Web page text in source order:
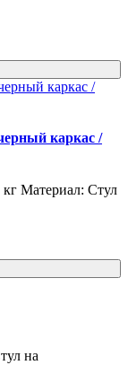
каркас /
Материал: Стул
на